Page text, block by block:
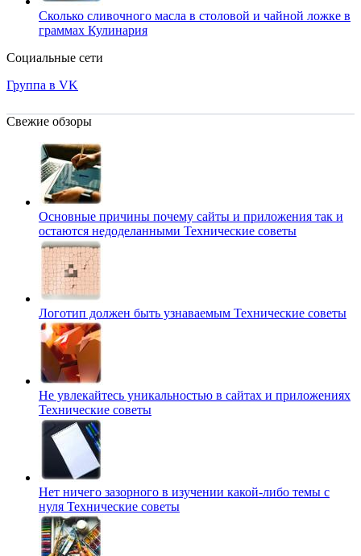
Сколько сливочного масла в столовой и чайной ложке в
граммах Кулинария
Социальные сети
Группа в VK
Свежие обзоры
Основные причины почему сайты и приложения так и
остаются недоделанными Технические советы
Логотип должен быть узнаваемым Технические советы
Не увлекайтесь уникальностью в сайтах и приложениях
Технические советы
Нет ничего зазорного в изучении какой-либо темы с
нуля Технические советы